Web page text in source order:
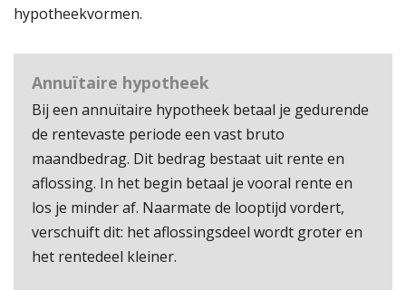
hypotheekvormen.
Annuïtaire hypotheek
Bij een annuïtaire hypotheek betaal je gedurende
de rentevaste periode een vast bruto
maandbedrag. Dit bedrag bestaat uit rente en
aflossing. In het begin betaal je vooral rente en
los je minder af. Naarmate de looptijd vordert,
verschuift dit: het aflossingsdeel wordt groter en
het rentedeel kleiner.